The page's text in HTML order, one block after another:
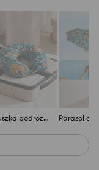
Poduszka podróżna rogal zapinana z nadrukiem gepardów